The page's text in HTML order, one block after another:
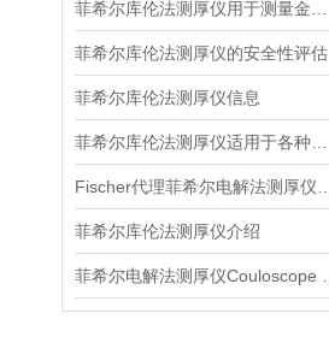
菲希尔库伦法测厚仪的安全性评估
菲希尔库伦法测厚仪信息
菲希尔库伦法测厚仪介绍